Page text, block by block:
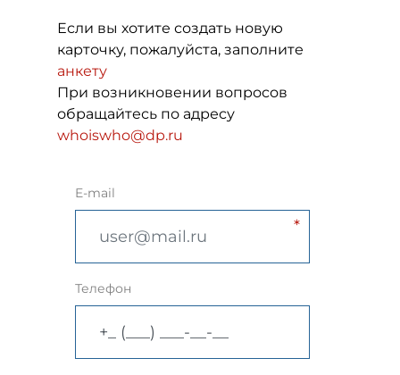
Если вы хотите создать новую
карточку, пожалуйста, заполните
анкету
При возникновении вопросов
обращайтесь по адресу
whoiswho@dp.ru
E-mail
Телефон